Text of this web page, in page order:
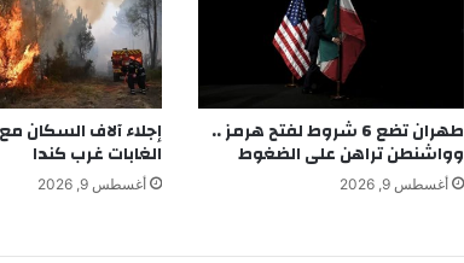
طهران تضع 6 شروط لفتح هرمز ..
وواشنطن تراهن على الضغوط
أغسطس 9, 2026
إجلاء آلاف السكان
الغابات غرب كندا
أغسطس 9, 2026